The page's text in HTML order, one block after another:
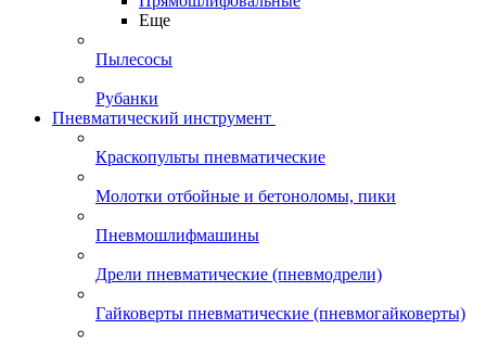
Еще
Пылесосы
Рубанки
Пневматический инструмент
Краскопульты пневматические
Молотки отбойные и бетоноломы, пики
Пневмошлифмашины
Дрели пневматические (пневмодрели)
Гайковерты пневматические (пневмогайковерты)